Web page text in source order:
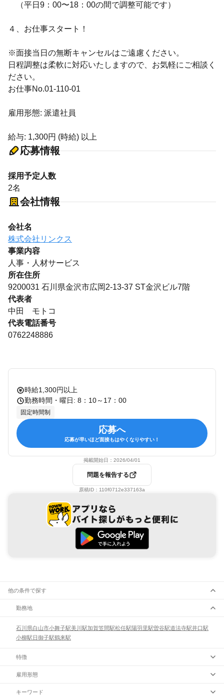
（平日9：00〜18：00の間で調整可能です）
４、お仕事スタート！
※面接当日の無断キャンセルはご遠慮ください。
日程調整は柔軟に対応いたしますので、お気軽にご相談く
ださい。
お仕事No.01-110-01
雇用形態: 派遣社員
給与: 1,300円 (時給) 以上
応募情報
採用予定人数
2名
会社情報
会社名
株式会社リンクス
事業内容
人事・人材サービス
所在住所
9200031 石川県金沢市広岡2-13-37 ST金沢ビル7階
代表者
中田 モトコ
代表電話番号
0762248886
時給1,300円以上
勤務時間・曜日: 8：10～17：00
固定時間制
応募へ
応募が早いほど面接もはやくなりやすい！
掲載開始日： 2026/04/01
問題を報告する
原稿ID： 110f0712e337163a
他の条件で探す
勤務地
石川県白山市小舞子駅美川駅加賀笠間駅松任駅陽羽里駅曽谷駅道法寺駅井口駅
小柳駅 日御子駅鶴来駅
特徴
雇用形態
キーワード